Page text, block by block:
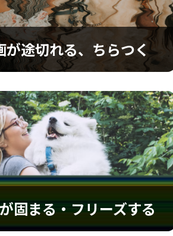
が途切れる、ちらつく
が途切れる、ちらつく
れや手ぶれ、ちらつきを修正し、快
ムーズな再生体験を提供します
固まる・フリーズする